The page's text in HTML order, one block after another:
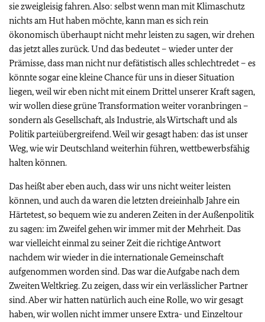
sie zweigleisig fahren. Also: selbst wenn man mit Klimaschutz
nichts am Hut haben möchte, kann man es sich rein
ökonomisch überhaupt nicht mehr leisten zu sagen, wir drehen
das jetzt alles zurück. Und das bedeutet – wieder unter der
Prämisse, dass man nicht nur defätistisch alles schlechtredet – es
könnte sogar eine kleine Chance für uns in dieser Situation
liegen, weil wir eben nicht mit einem Drittel unserer Kraft sagen,
wir wollen diese grüne Transformation weiter voranbringen –
sondern als Gesellschaft, als Industrie, als Wirtschaft und als
Politik parteiübergreifend. Weil wir gesagt haben: das ist unser
Weg, wie wir Deutschland weiterhin führen, wettbewerbsfähig
halten können.
Das heißt aber eben auch, dass wir uns nicht weiter leisten
können, und auch da waren die letzten dreieinhalb Jahre ein
Härtetest, so bequem wie zu anderen Zeiten in der Außenpolitik
zu sagen: im Zweifel gehen wir immer mit der Mehrheit. Das
war vielleicht einmal zu seiner Zeit die richtige Antwort
nachdem wir wieder in die internationale Gemeinschaft
aufgenommen worden sind. Das war die Aufgabe nach dem
Zweiten Weltkrieg. Zu zeigen, dass wir ein verlässlicher Partner
sind. Aber wir hatten natürlich auch eine Rolle, wo wir gesagt
haben, wir wollen nicht immer unsere Extra- und Einzeltour